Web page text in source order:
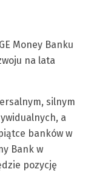
Money Banku
na lata
silnym
a
banków w
Bank w
pozycję